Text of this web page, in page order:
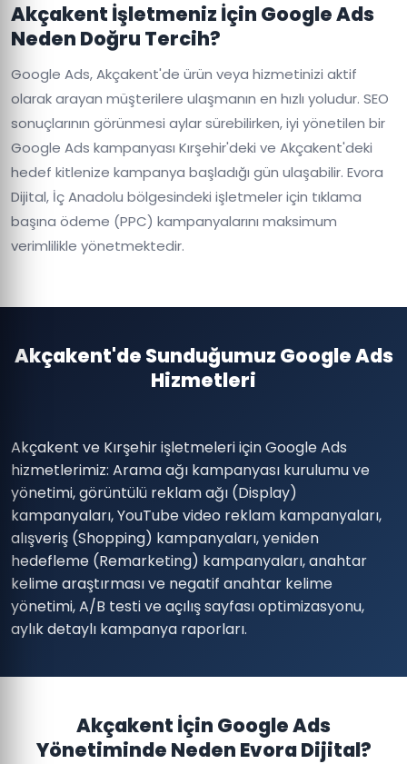
Akçakent İşletmeniz İçin Google Ads
Neden Doğru Tercih?
Google Ads, Akçakent'de ürün veya hizmetinizi aktif
olarak arayan müşterilere ulaşmanın en hızlı yoludur. SEO
sonuçlarının görünmesi aylar sürebilirken, iyi yönetilen bir
Google Ads kampanyası Kırşehir'deki ve Akçakent'deki
hedef kitlenize kampanya başladığı gün ulaşabilir. Evora
Dijital, İç Anadolu bölgesindeki işletmeler için tıklama
başına ödeme (PPC) kampanyalarını maksimum
verimlilikle yönetmektedir.
Akçakent'de Sunduğumuz Google Ads
Hizmetleri
Akçakent ve Kırşehir işletmeleri için Google Ads
hizmetlerimiz: Arama ağı kampanyası kurulumu ve
yönetimi, görüntülü reklam ağı (Display)
kampanyaları, YouTube video reklam kampanyaları,
alışveriş (Shopping) kampanyaları, yeniden
hedefleme (Remarketing) kampanyaları, anahtar
kelime araştırması ve negatif anahtar kelime
yönetimi, A/B testi ve açılış sayfası optimizasyonu,
aylık detaylı kampanya raporları.
Akçakent İçin Google Ads
Yönetiminde Neden Evora Dijital?